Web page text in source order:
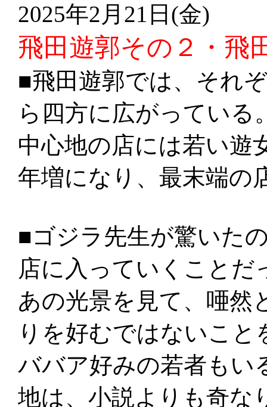
2025年2月21日(金)
飛田遊郭その２・飛
■飛田遊郭では、それ
ら四方に広がっている
中心地の店には若い遊
年増になり、最末端の
■ゴジラ先生が驚いた
店に入っていくことだ
あの光景を見て、唖然
りを好むではないこと
ババア好みの若者もい
地は、小説よりも奇な